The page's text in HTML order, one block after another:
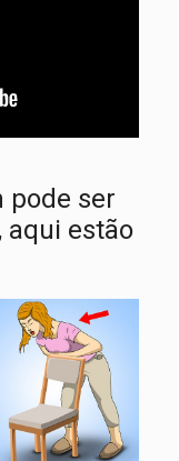
pode ser
aqui estão